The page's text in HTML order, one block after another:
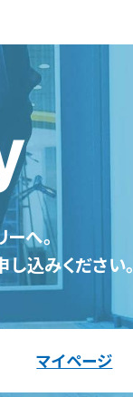
ーへ。
込みください。
マイページ